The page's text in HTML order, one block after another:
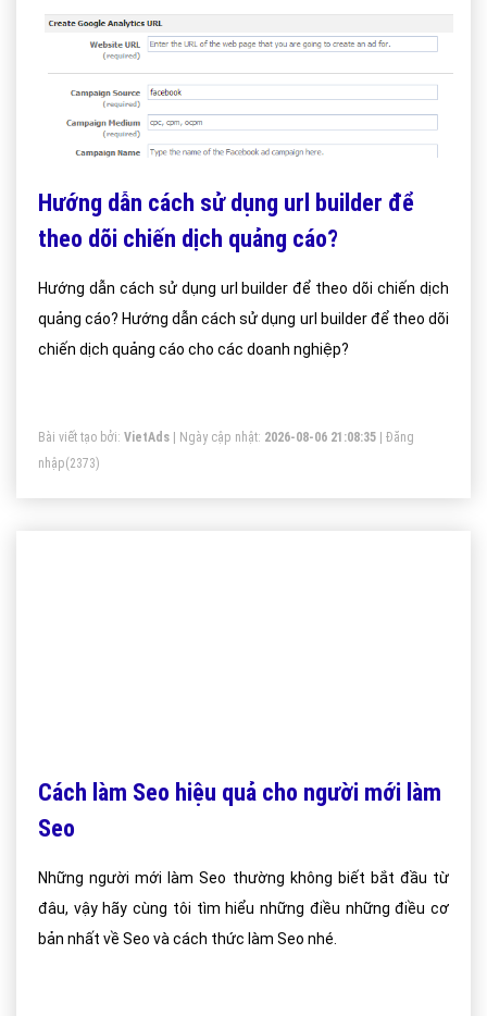
Hướng dẫn cách sử dụng url builder để
theo dõi chiến dịch quảng cáo?
Hướng dẫn cách sử dụng url builder để theo dõi chiến dịch
quảng cáo? Hướng dẫn cách sử dụng url builder để theo dõi
chiến dịch quảng cáo cho các doanh nghiệp?
Bài viết tạo bởi: VietAds | Ngày cập nhật: 2026-08-06 21:08:35
Đăng
nhập(2373)
Cách làm Seo hiệu quả cho người mới làm
Seo
Những người mới làm Seo thường không biết bắt đầu từ
đâu, vậy hãy cùng tôi tìm hiểu những điều những điều cơ
bản nhất về Seo và cách thức làm Seo nhé.